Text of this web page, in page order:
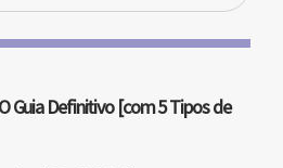
Guia Definitivo [com 5 Tipos de